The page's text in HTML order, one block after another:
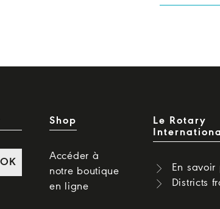
OK
Shop
Accéder à
notre boutique
en ligne
Le Rotary
En savoir
Districts